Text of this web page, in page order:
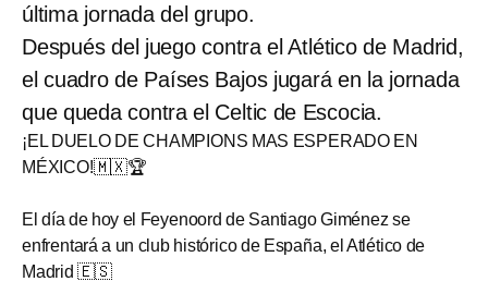
última jornada del grupo.
Después del juego contra el Atlético de Madrid,
el cuadro de Países Bajos jugará en la jornada
que queda contra el Celtic de Escocia.
¡EL DUELO DE CHAMPIONS MAS ESPERADO EN
MÉXICO!🇲🇽🏆
El día de hoy el Feyenoord de Santiago Giménez se
enfrentará a un club histórico de España, el Atlético de
Madrid 🇪🇸